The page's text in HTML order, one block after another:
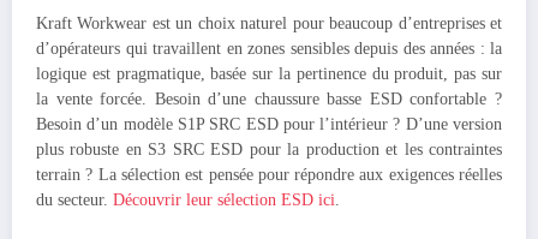
Kraft Workwear est un choix naturel pour beaucoup d’entreprises et
d’opérateurs qui travaillent en zones sensibles depuis des années : la
logique est pragmatique, basée sur la pertinence du produit, pas sur
la vente forcée. Besoin d’une chaussure basse ESD confortable ?
Besoin d’un modèle S1P SRC ESD pour l’intérieur ? D’une version
plus robuste en S3 SRC ESD pour la production et les contraintes
terrain ? La sélection est pensée pour répondre aux exigences réelles
du secteur. Découvrir leur sélection ESD ici.